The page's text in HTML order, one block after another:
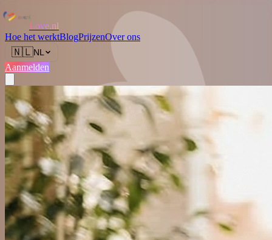
Love.nl
Hoe het werktBlogPrijzenOver ons
🇳🇱NL
Aanmelden